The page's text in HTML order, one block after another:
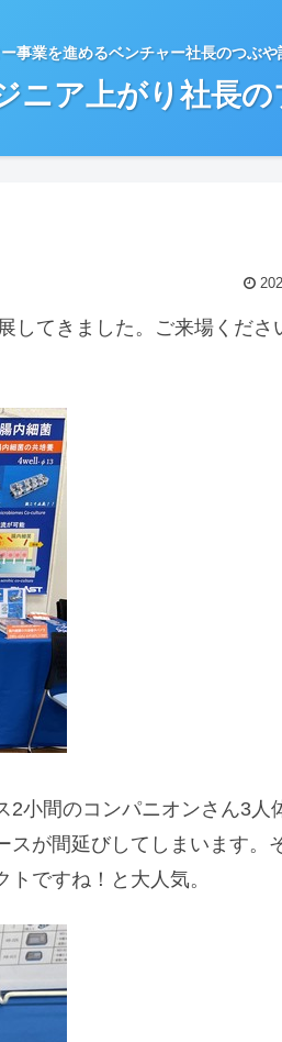
事業を進めるベンチャー社長のつぶ
ニア上がり社長
してきました。ご来場くださ
2小間のコンパニオンさん3人
が間延びしてしまいます。
ですね！と大人気。